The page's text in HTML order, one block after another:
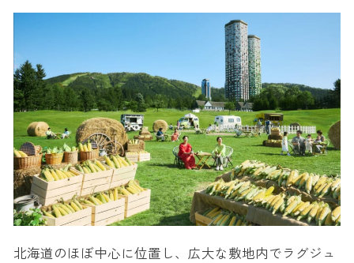
北海道のほぼ中心に位置し、広大な敷地内でラグジュ